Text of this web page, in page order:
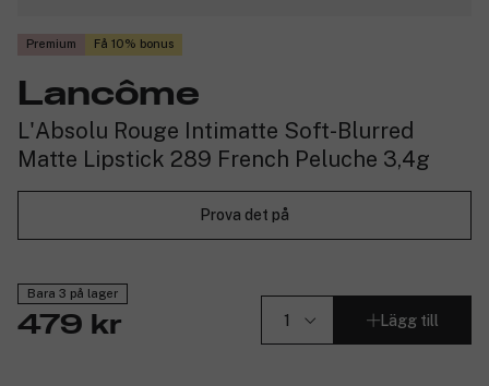
Premium Få 10% bonus
Lancôme
L'Absolu Rouge Intimatte Soft-Blurred
Matte Lipstick 289 French Peluche 3,4g
Prova det på
Bara 3 på lager
479 kr Lägg till